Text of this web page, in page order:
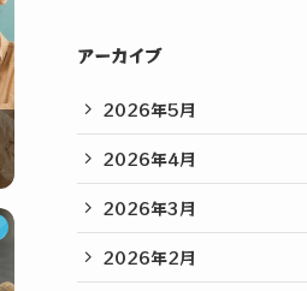
アーカイブ
2026年5月
2026年4月
2026年3月
2026年2月